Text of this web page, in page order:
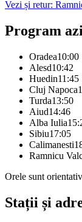
Vezi și retur:
Program
Oradea10:00
Alesd10:42
Huedin11:45
Cluj Napoca
Turda13:50
Aiud14:46
Alba Iulia
Sibiu17:05
Calimanesti
Ramnicu
Orele sunt
Stații și